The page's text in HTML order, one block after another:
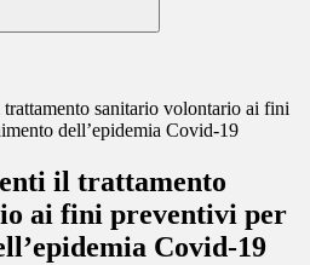
sanitario volontario ai fini
dell’epidemia Covid-19
il trattamento
ai fini preventivi per
Covid-19